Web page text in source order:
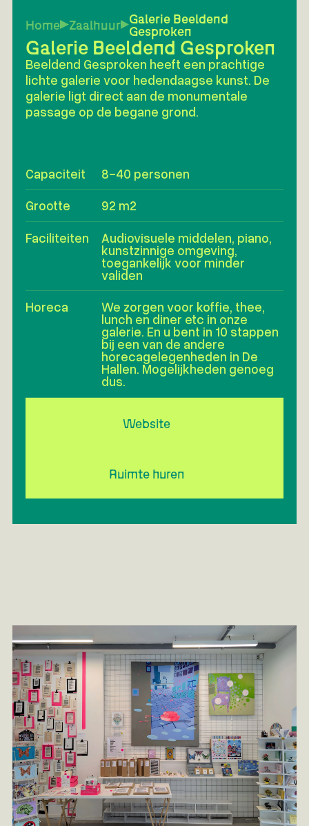
Home Zaalhuur
Galerie Beeldend
Gesproken
Galerie Beeldend Gesproken
Beeldend Gesproken heeft een prachtige
lichte galerie voor hedendaagse kunst. De
galerie ligt direct aan de monumentale
passage op de begane grond.
Capaciteit 8-40 personen
Grootte 92 m2
Faciliteiten
Audiovisuele middelen, piano,
kunstzinnige omgeving,
toegankelijk voor minder
validen
Horeca
We zorgen voor koffie, thee,
lunch en diner etc in onze
galerie. En u bent in 10 stappen
bij een van de andere
horecagelegenheden in De
Hallen. Mogelijkheden genoeg
dus.
Website
Ruimte huren